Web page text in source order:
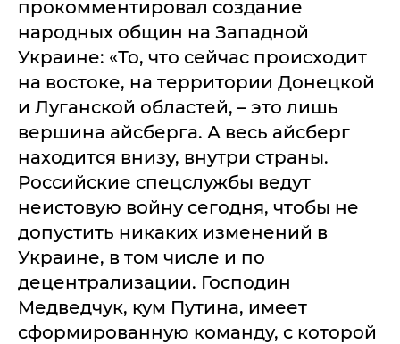
прокомментировал создание
народных общин на Западной
Украине: «То, что сейчас происходит
на востоке, на территории Донецкой
и Луганской областей, – это лишь
вершина айсберга. А весь айсберг
находится внизу, внутри страны.
Российские спецслужбы ведут
неистовую войну сегодня, чтобы не
допустить никаких изменений в
Украине, в том числе и по
децентрализации. Господин
Медведчук, кум Путина, имеет
сформированную команду, с которой